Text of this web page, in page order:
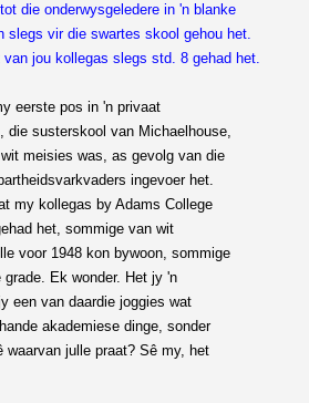
die onderwysgeledere in 'n blanke
slegs vir die swartes skool gehou het.
jou kollegas slegs std. 8 gehad het.
eerste pos in 'n privaat
die susterskool van Michaelhouse,
meisies was, as gevolg van die
ingevoer het.
my kollegas by Adams College
het, sommige van wit
voor 1948 kon bywoon, sommige
Ek wonder. Het jy 'n
een van daardie joggies wat
akademiese dinge, sonder
waarvan julle praat? Sê my, het